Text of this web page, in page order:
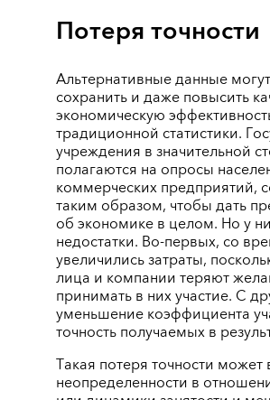
Потеря точности
Альтернативные данные
сохранить и даже повысить
экономическую
традиционной статистики.
учреждения в значительной
полагаются на опросы
коммерческих предприятий,
таким образом, чтобы дать
об экономике в целом. Но у
недостатки. Во-первых, со
увеличились затраты,
лица и компании теряют
принимать в них участие. С
уменьшение коэффициента
точность получаемых в
Такая потеря точности может
неопределенности в